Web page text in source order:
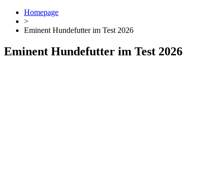
Homepage
>
Eminent Hundefutter im Test 2026
Eminent Hundefutter im Test 2026